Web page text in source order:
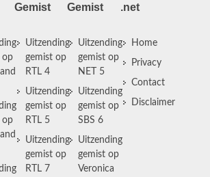
op
op
Gemist
Uitzending
gemist op
RTL 4
Uitzending
gemist op
RTL 5
Uitzending
gemist op
RTL 7
Gemist
Uitzending
gemist op
NET 5
Uitzending
gemist op
SBS 6
Uitzending
gemist op
Veronica
.net
Home
Privacy
Contact
Disclaimer